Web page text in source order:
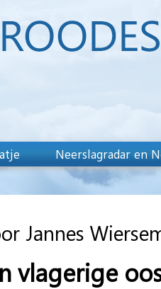
Neerslagradar en
Jannes
vlagerige